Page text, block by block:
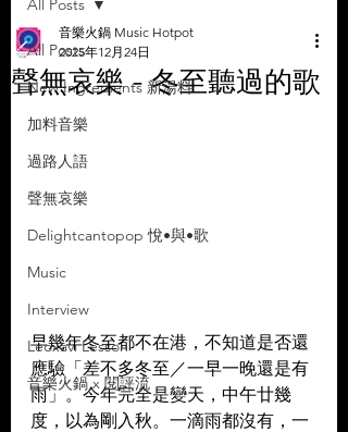
All Posts
New Ingredients 新湯料
加料音樂
過路人語
聲無哀樂
Delightcantopop 悅•與•歌
Music
Interview
Leoxavi Lesson
音樂火鍋 x 閱評流
All Posts
聲無哀樂 - 冬至聽過的歌
音樂火鍋 Music Hotpot
2025年12月24日
早幾年冬至都不在港，不知道是否還
應驗「差不多冬至／一早一晚還是有
雨」。今年完全是變天，中午廿幾
度，以為剛入秋。一滴雨都沒有，一